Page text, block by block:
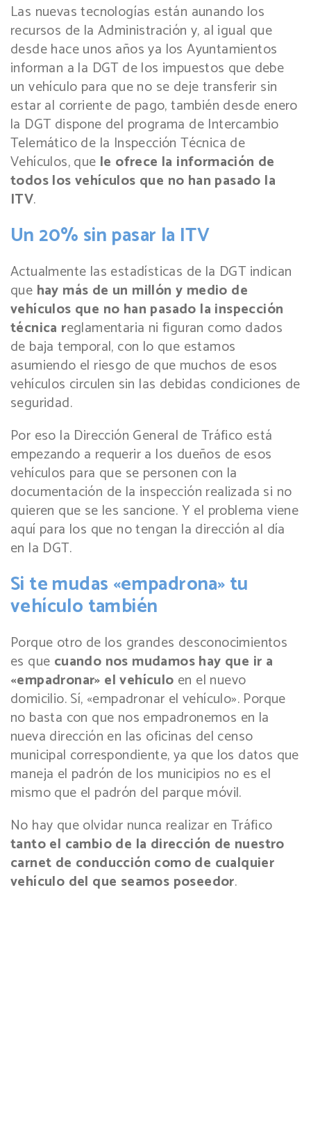
Las nuevas tecnologías están aunando los
recursos de la Administración y, al igual que
desde hace unos años ya los Ayuntamientos
informan a la DGT de los impuestos que debe
un vehículo para que no se deje transferir sin
estar al corriente de pago, también desde enero
la DGT dispone del programa de Intercambio
Telemático de la Inspección Técnica de
Vehículos, que le ofrece la información de
todos los vehículos que no han pasado la
ITV.
Un 20% sin pasar la ITV
Actualmente las estadísticas de la DGT indican
que hay más de un millón y medio de
vehículos que no han pasado la inspección
técnica reglamentaria ni figuran como dados
de baja temporal, con lo que estamos
asumiendo el riesgo de que muchos de esos
vehículos circulen sin las debidas condiciones de
seguridad.
Por eso la Dirección General de Tráfico está
empezando a requerir a los dueños de esos
vehículos para que se personen con la
documentación de la inspección realizada si no
quieren que se les sancione. Y el problema viene
aquí para los que no tengan la dirección al día
en la DGT.
Si te mudas «empadrona» tu
vehículo también
Porque otro de los grandes desconocimientos
es que cuando nos mudamos hay que ir a
«empadronar» el vehículo en el nuevo
domicilio. Sí, «empadronar el vehículo». Porque
no basta con que nos empadronemos en la
nueva dirección en las oficinas del censo
municipal correspondiente, ya que los datos que
maneja el padrón de los municipios no es el
mismo que el padrón del parque móvil.
No hay que olvidar nunca realizar en Tráfico
tanto el cambio de la dirección de nuestro
carnet de conducción como de cualquier
vehículo del que seamos poseedor.